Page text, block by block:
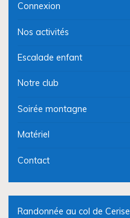
Connexion
Nos activités
Escalade enfant
Notre club
Soirée montagne
Matériel
Contact
Randonnée au col de Cerise